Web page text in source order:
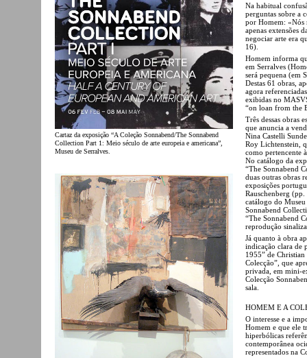
Cartaz da exposição “A Coleção Sonnabend/The Sonnabend
Collection Part 1: Meio século de arte europeia e americana”,
Museu de Serralves.
Na habitual
perguntas sobre a
por Homem: «Nós
apenas extensões
negociar arte era
16).
Homem informa
em Serralves
será pequena (em
Destas 61 obras,
agora
exibidas no
“on loan from the
Três dessas obras
que anuncia a
Nina Castelli
Roy Lichtenstein,
como pertencente
No catálogo da
“The Sonnabend
duas outras obras
exposições
Rauschenberg
catálogo do
Sonnabend
“The Sonnabend
reprodução
Já quanto à obra
indicação clara de
1955” de
Colecção”, que
privada, em mini-
Colecção
sala.
HOMEM E A
O interesse e a
Homem e que ele
hiperbólicas
contemporânea
representados na